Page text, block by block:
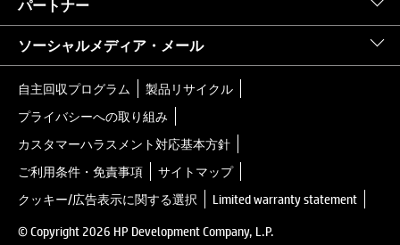
パートナー
ソーシャルメディア・メール
自主回収プログラム
製品リサイクル
プライバシーへの取り組み
カスタマーハラスメント対応基本方針
ご利用条件・免責事項
サイトマップ
クッキー/広告表示に関する選択
Limited warranty statement
© Copyright 2026 HP Development Company, L.P.